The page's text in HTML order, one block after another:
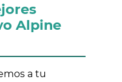
Alpine
a tu